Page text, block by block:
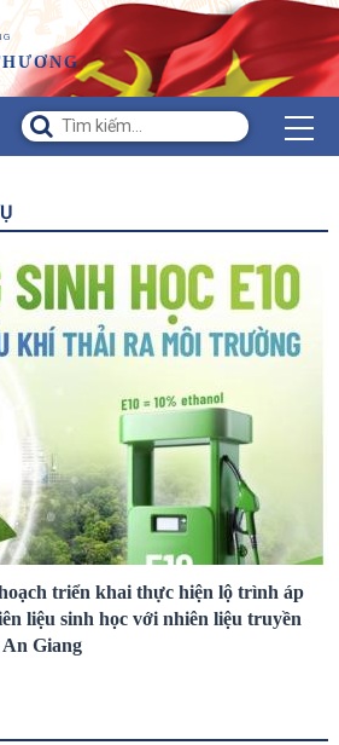
triển khai thực hiện lộ trình áp
liệu sinh học với nhiên liệu truyền
Giang